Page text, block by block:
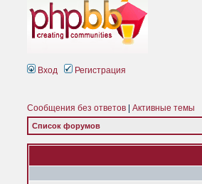
Вход Регистрация
Сообщения без ответов Активные темы
Список форумов